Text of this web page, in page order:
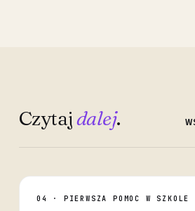
Czytaj dalej.
04 · PIERWSZA POMOC W SZKOLE